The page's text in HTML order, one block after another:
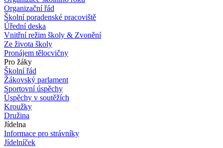
Organizační řád
Školní poradenské pracoviště
Úřední deska
Vnitřní režim školy & Zvonění
Ze života školy
Pronájem tělocvičny
Pro žáky
Školní řád
Žákovský parlament
Sportovní úspěchy
Úspěchy v soutěžích
Kroužky
Družina
Jídelna
Informace pro strávníky
Jídelníček